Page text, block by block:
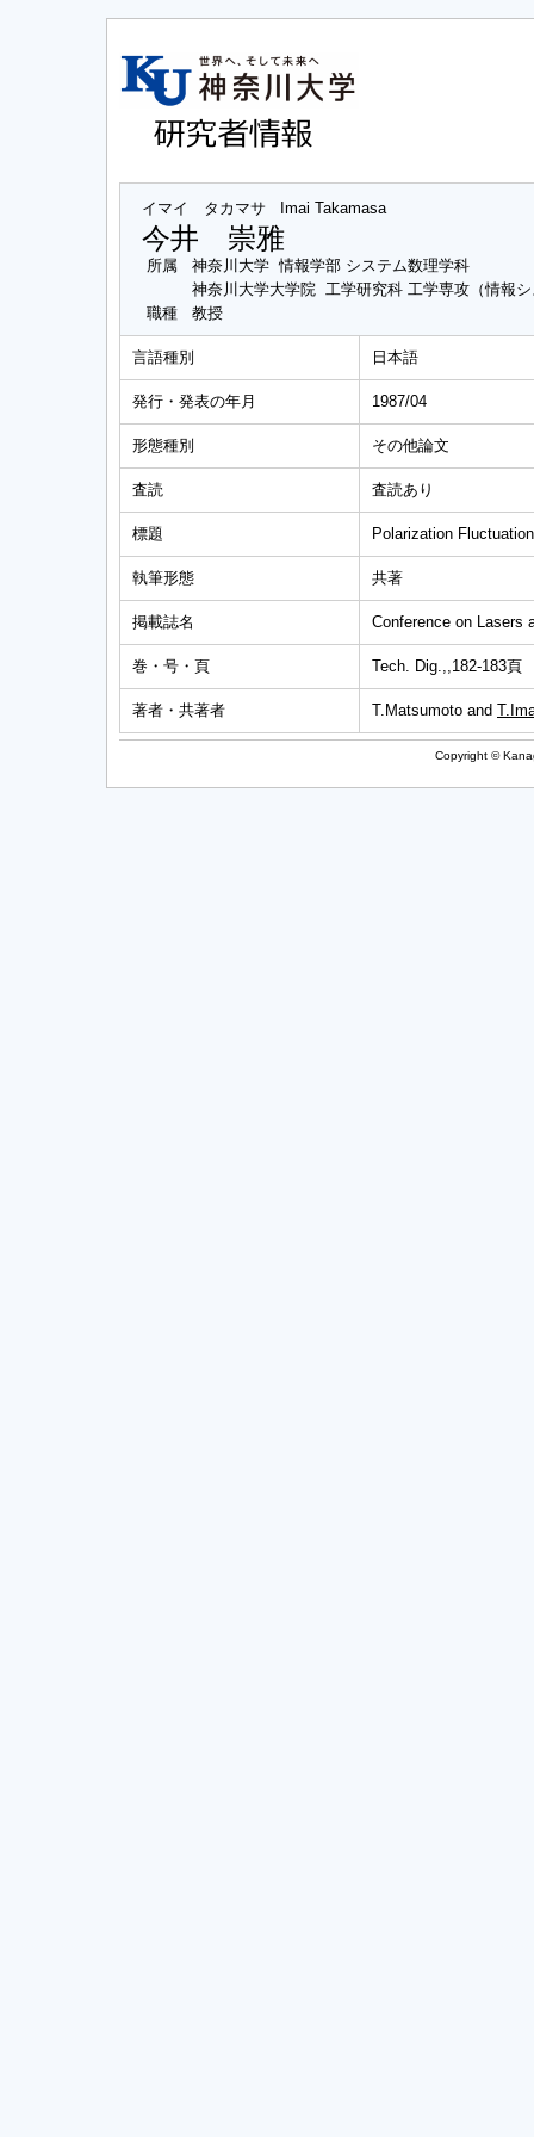
イマイ タカマサ Imai Takamasa
今井 崇雅
所属
神奈川大学 情報学部 システム数理学科
神奈川大学大学院 工学研究科 工学専攻（情報
職種
教授
言語種別 日本語
発行・発表の年月 1987/04
形態種別 その他論文
査読 査読あり
標題 Polarization
執筆形態 共著
掲載誌名 Conference on Lasers
巻・号・頁 Tech. Dig.,,182-183頁
著者・共著者 T.Matsumoto and
Copyright ©